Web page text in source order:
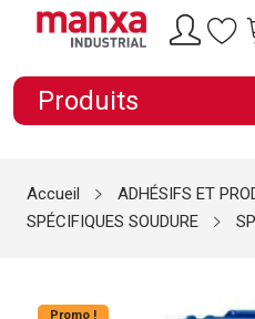
Produits
Accueil
ADHÉSIFS ET
SPÉCIFIQUES SOUDURE
Promo !